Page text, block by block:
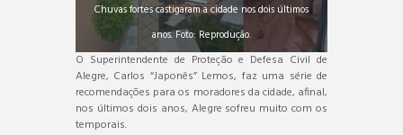
Chuvas fortes castigaram a cidade nos dois últimos
anos. Foto: Reprodução.
O Superintendente de Proteção e Defesa Civil de
Alegre, Carlos “Japonês” Lemos, faz uma série de
recomendações para os moradores da cidade, afinal,
nos últimos dois anos, Alegre sofreu muito com os
temporais.